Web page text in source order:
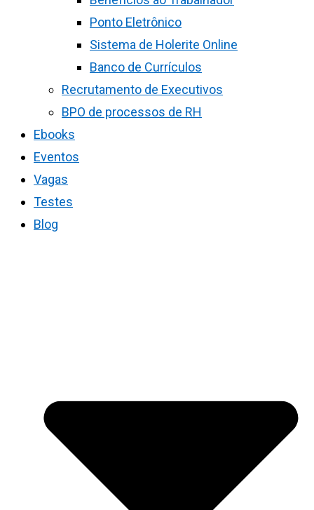
Ponto Eletrônico
Sistema de Holerite Online
Banco de Currículos
Recrutamento de Executivos
BPO de processos de RH
Ebooks
Eventos
Vagas
Testes
Blog